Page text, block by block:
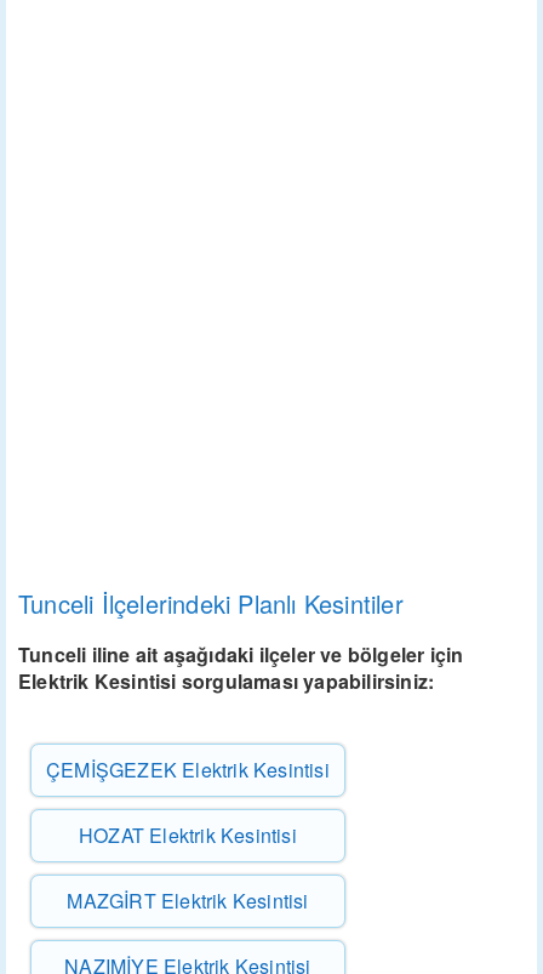
Tunceli İlçelerindeki Planlı Kesintiler
Tunceli iline ait aşağıdaki ilçeler ve bölgeler için
Elektrik Kesintisi sorgulaması yapabilirsiniz:
ÇEMİŞGEZEK Elektrik Kesintisi
HOZAT Elektrik Kesintisi
MAZGİRT Elektrik Kesintisi
NAZIMİYE Elektrik Kesintisi